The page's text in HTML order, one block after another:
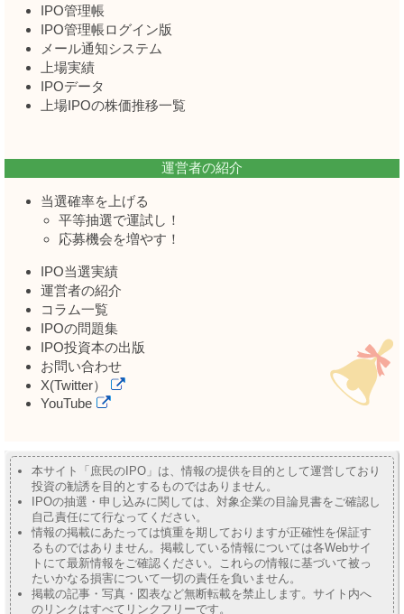
IPO管理帳
IPO管理帳ログイン版
メール通知システム
上場実績
IPOデータ
上場IPOの株価推移一覧
運営者の紹介
当選確率を上げる
平等抽選で運試し！
応募機会を増やす！
IPO当選実績
運営者の紹介
コラム一覧
IPOの問題集
IPO投資本の出版
お問い合わせ
X(Twitter）
YouTube
本サイト「庶民のIPO」は、情報の提供を目的として運営しており
投資の勧誘を目的とするものではありません。
IPOの抽選・申し込みに関しては、対象企業の目論見書をご確認し
自己責任にて行なってください。
情報の掲載にあたっては慎重を期しておりますが正確性を保証す
るものではありません。掲載している情報については各Webサイ
トにて最新情報をご確認ください。これらの情報に基づいて被っ
たいかなる損害について一切の責任を負いません。
掲載の記事・写真・図表など無断転載を禁止します。サイト内へ
のリンクはすべてリンクフリーです。